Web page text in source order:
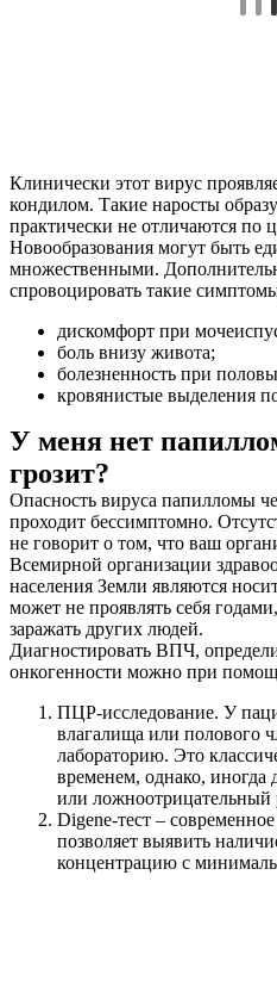
Клинически этот вирус
кондилом. Такие наросты
практически не отличаются по
Новообразования могут быть
множественными.
спровоцировать такие
дискомфорт при
боль внизу живота;
болезненность при
кровянистые выделения
У меня нет
грозит?
Опасность вируса папилломы
проходит бессимптомно.
не говорит о том, что ваш
Всемирной организации
населения Земли являются
может не проявлять себя
заражать других людей.
Диагностировать ВПЧ,
онкогенности можно при
ПЦР-исследование. У
влагалища или полового
лабораторию. Это
временем, однако,
или ложноотрицательный
Digene-тест –
позволяет выявить
концентрацию с